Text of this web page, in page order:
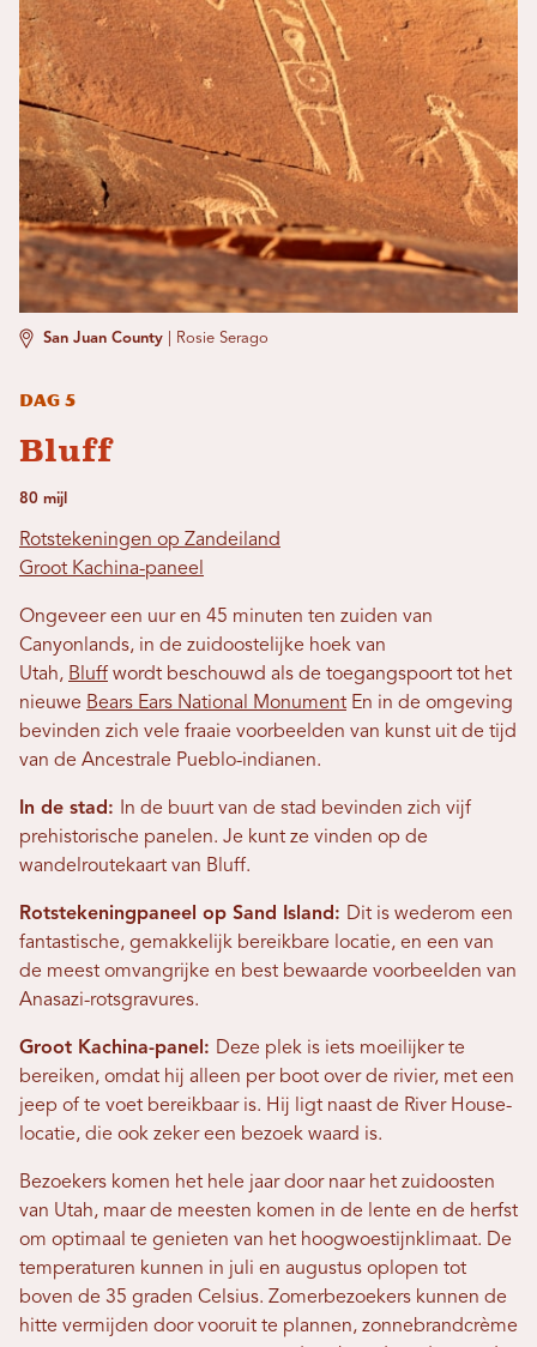
San Juan County Rosie Serago
Dag 5
Bluff
80 mijl
Rotstekeningen op Zandeiland
Groot Kachina-paneel
Ongeveer een uur en 45 minuten ten zuiden van
Canyonlands, in de zuidoostelijke hoek van
Utah, Bluff wordt beschouwd als de toegangspoort tot het
nieuwe Bears Ears National Monument En in de omgeving
bevinden zich vele fraaie voorbeelden van kunst uit de tijd
van de Ancestrale Pueblo-indianen.
In de stad:
In de buurt van de stad bevinden zich vijf
prehistorische panelen. Je kunt ze vinden op de
wandelroutekaart van Bluff.
Rotstekeningpaneel op Sand Island: Dit is wederom een ​​
fantastische, gemakkelijk bereikbare locatie, en een van
de meest omvangrijke en best bewaarde voorbeelden van
Anasazi-rotsgravures.
Groot Kachina-panel: Deze plek is iets moeilijker te
bereiken, omdat hij alleen per boot over de rivier, met een
jeep of te voet bereikbaar is. Hij ligt naast de River House-
locatie, die ook zeker een bezoek waard is.
Bezoekers komen het hele jaar door naar het zuidoosten
van Utah, maar de meesten komen in de lente en de herfst
om optimaal te genieten van het hoogwoestijnklimaat. De
temperaturen kunnen in juli en augustus oplopen tot
boven de 35 graden Celsius. Zomerbezoekers kunnen de
hitte vermijden door vooruit te plannen, zonnebrandcrème